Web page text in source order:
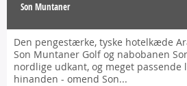
Son Muntaner
Den pengestærke, tyske hotelkæde
Son Muntaner Golf og nabobanen
nordlige udkant, og meget
hinanden - omend Son...